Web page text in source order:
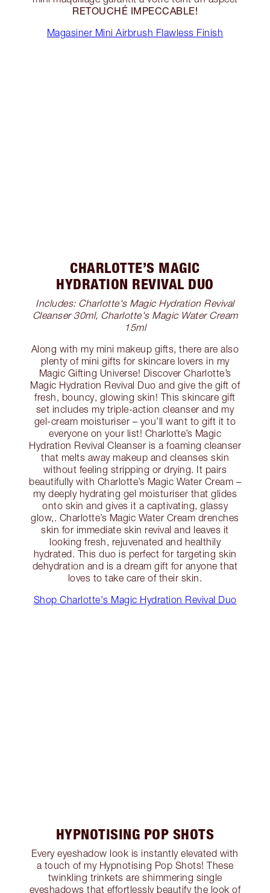
RETOUCHÉ IMPECCABLE!
Magasiner Mini Airbrush Flawless Finish
CHARLOTTE’S MAGIC
HYDRATION REVIVAL DUO
Includes: Charlotte's Magic Hydration Revival
Cleanser 30ml, Charlotte's Magic Water Cream
15ml
Along with my mini makeup gifts, there are also
plenty of mini gifts for skincare lovers in my
Magic Gifting Universe! Discover Charlotte’s
Magic Hydration Revival Duo and give the gift of
fresh, bouncy, glowing skin! This skincare gift
set includes my triple-action cleanser and my
gel-cream moisturiser – you’ll want to gift it to
everyone on your list! Charlotte’s Magic
Hydration Revival Cleanser is a foaming cleanser
that melts away makeup and cleanses skin
without feeling stripping or drying. It pairs
beautifully with Charlotte’s Magic Water Cream –
my deeply hydrating gel moisturiser that glides
onto skin and gives it a captivating, glassy
glow,. Charlotte’s Magic Water Cream drenches
skin for immediate skin revival and leaves it
looking fresh, rejuvenated and healthily
hydrated. This duo is perfect for targeting skin
dehydration and is a dream gift for anyone that
loves to take care of their skin.
Shop Charlotte's Magic Hydration Revival Duo
HYPNOTISING POP SHOTS
Every eyeshadow look is instantly elevated with
a touch of my Hypnotising Pop Shots! These
twinkling trinkets are shimmering single
eyeshadows that effortlessly beautify the look of